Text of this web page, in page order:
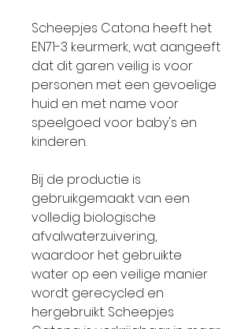
Scheepjes Catona heeft het
EN71-3 keurmerk, wat aangeeft
dat dit garen veilig is voor
personen met een gevoelige
huid en met name voor
speelgoed voor baby's en
kinderen.
Bij de productie is
gebruikgemaakt van een
volledig biologische
afvalwaterzuivering,
waardoor het gebruikte
water op een veilige manier
wordt gerecycled en
hergebruikt. Scheepjes